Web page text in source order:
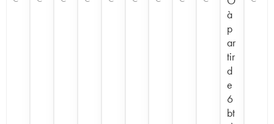
à
p
ar
tir
d
e
6
bt